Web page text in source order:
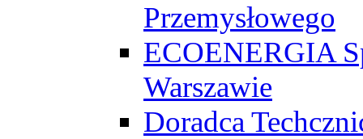
Przemysłowego
ECOENERGIA
Warszawie
Doradca